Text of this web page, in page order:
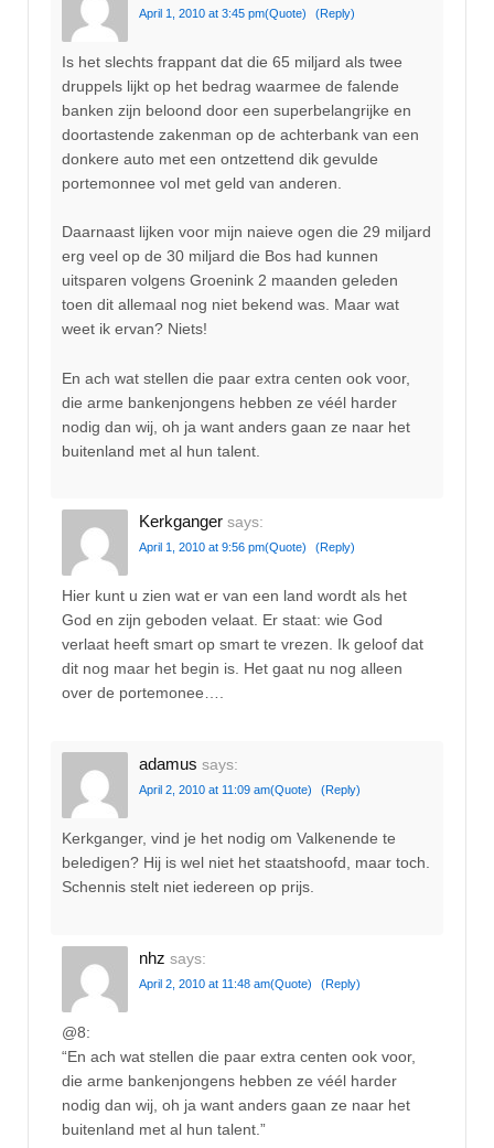
April 1, 2010 at 3:45 pm(Quote) (Reply)
Is het slechts frappant dat die 65 miljard als twee
druppels lijkt op het bedrag waarmee de falende
banken zijn beloond door een superbelangrijke en
doortastende zakenman op de achterbank van een
donkere auto met een ontzettend dik gevulde
portemonnee vol met geld van anderen.
Daarnaast lijken voor mijn naieve ogen die 29 miljard
erg veel op de 30 miljard die Bos had kunnen
uitsparen volgens Groenink 2 maanden geleden
toen dit allemaal nog niet bekend was. Maar wat
weet ik ervan? Niets!
En ach wat stellen die paar extra centen ook voor,
die arme bankenjongens hebben ze véél harder
nodig dan wij, oh ja want anders gaan ze naar het
buitenland met al hun talent.
Kerkganger says:
April 1, 2010 at 9:56 pm(Quote) (Reply)
Hier kunt u zien wat er van een land wordt als het
God en zijn geboden velaat. Er staat: wie God
verlaat heeft smart op smart te vrezen. Ik geloof dat
dit nog maar het begin is. Het gaat nu nog alleen
over de portemonee….
adamus says:
April 2, 2010 at 11:09 am(Quote) (Reply)
Kerkganger, vind je het nodig om Valkenende te
beledigen? Hij is wel niet het staatshoofd, maar toch.
Schennis stelt niet iedereen op prijs.
nhz says:
April 2, 2010 at 11:48 am(Quote) (Reply)
@8:
“En ach wat stellen die paar extra centen ook voor,
die arme bankenjongens hebben ze véél harder
nodig dan wij, oh ja want anders gaan ze naar het
buitenland met al hun talent.”